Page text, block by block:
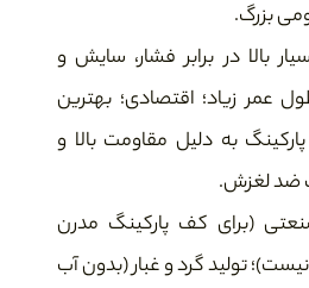
بزرگ.
بالا در برابر فشار، سایش و
عمر زیاد؛ اقتصادی؛ بهترین
به دلیل مقاومت بالا و
ضد لغزش.
(برای کف پارکینگ مدرن
تولید گرد و غبار (بدون آب